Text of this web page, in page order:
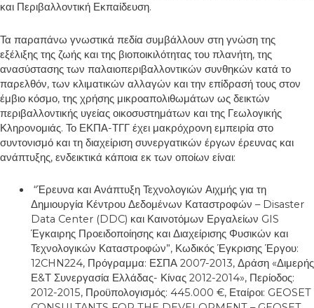
και Περιβαλλοντική Εκπαίδευση.
Τα παραπάνω γνωστικά πεδία συμβάλλουν στη γνώση της
εξέλιξης της ζωής και της βιοποικιλότητας του πλανήτη, της
ανασύστασης των παλαιοπεριβαλλοντικών συνθηκών κατά το
παρελθόν, των κλιματικών αλλαγών και την επίδρασή τους στον
έμβιο κόσμο, της χρήσης μικροαπολιθωμάτων ως δεικτών
περιβαλλοντικής υγείας οικοσυστημάτων και της Γεωλογικής
Κληρονομιάς. Το ΕΚΠΑ-ΤΓΓ έχει μακρόχρονη εμπειρία στο
συντονισμό και τη διαχείριση συνεργατικών έργων έρευνας και
ανάπτυξης, ενδεικτικά κάποια εκ των οποίων είναι:
“Έρευνα και Ανάπτυξη Τεχνολογιών Αιχμής για τη
Δημιουργία Κέντρου Δεδομένων Καταστροφών – Disaster
Data Center (DDC) και Καινοτόμων Εργαλείων GIS
Έγκαιρης Προειδοποίησης και Διαχείρισης Φυσικών και
Τεχνολογικών Καταστροφών”, Κωδικός Έγκρισης Έργου:
12CHN224, Πρόγραμμα: ΕΣΠΑ 2007-2013, Δράση «Διμερής
Ε&Τ Συνεργασία Ελλάδας- Κίνας 2012-2014», Περίοδος:
2012-2015, Προϋπολογισμός: 445.000 €, Εταίροι: GEOSET